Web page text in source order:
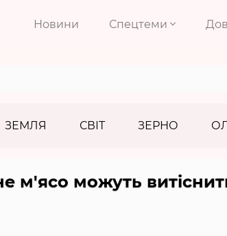
Новини Спецтеми
ЗЕМЛЯ СВІТ ЗЕРНО
м'ясо можуть